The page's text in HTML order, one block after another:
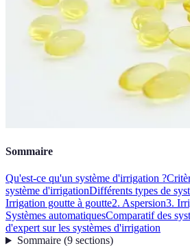
Sommaire
Qu'est-ce qu'un système d'irrigation ?
système d'irrigationDifférents types de
Irrigation goutte à goutte2. Aspersion3.
Systèmes automatiquesComparatif des
d'expert sur les systèmes d'irrigation
Sommaire(9 sections)